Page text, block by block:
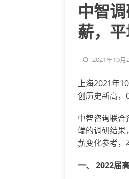
中智
薪，
2021年10月
上海2021年
创历史新高，
中智咨询联合
端的调研结果
薪变化参考，
一、 2022届